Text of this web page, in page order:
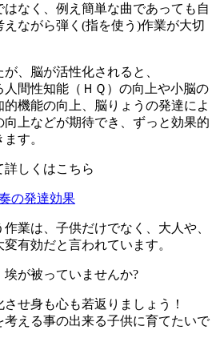
なく、例え簡単な曲であっても自
ながら弾く(指を使う)作業が大切
、脳が活性化されると、
間性知能（ＨＱ）の向上や小脳の
機能の向上、脳りょうの発達によ
向上などが期待でき、ずっと効果的
す。
しくはこちら
の発達効果
業は、子供だけでなく、大人や、
有効だと言われています。
が被っていませんか?
せ身も心も若返りましょう！
える事の出来る子供に育てたいで